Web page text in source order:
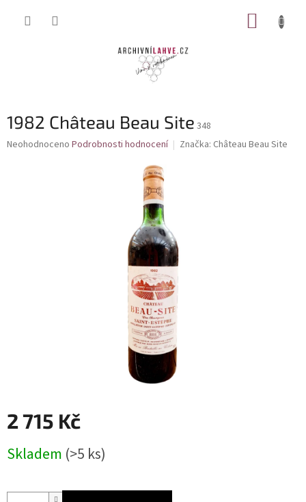
1982 Château Beau Site 348
Průměrné
Neohodnoceno Podrobnosti hodnocení Značka: Château Beau Site
2 715 Kč
cena:
Skladem (>5 ks)